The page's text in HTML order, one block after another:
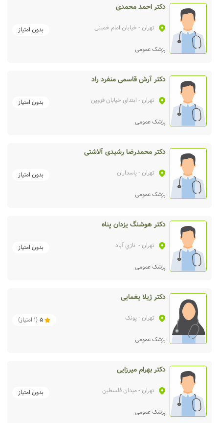
دکتر احمد محمدی
تهران- خیابان امام خمینی بدون امتیاز
پزشک عمومی
دکتر آرش قاسمی منفرد راد
تهران- ابتدای خیابان قزوین بدون امتیاز
پزشک عمومی
دکتر محمدرضا رشیدی آلاشتی
تهران- پاسداران بدون امتیاز
پزشک عمومی
دکتر هوشنگ یزدان پناه
تهران- نازي آباد بدون امتیاز
پزشک عمومی
دکتر ژیلا یغمایی
تهران- پونک 5
(
1 امتیاز)
پزشک عمومی
دکتر بهرام میرزایی
تهران- میدان فلسطین بدون امتیاز
پزشک عمومی